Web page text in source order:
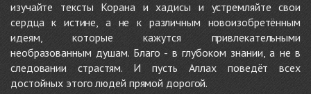
изучайте тексты Корана и хадисы и устремляйте свои
сердца к истине, а не к различным новоизобретённым
идеям, которые кажутся привлекательными
необразованным душам. Благо - в глубоком знании, а не в
следовании страстям. И пусть Аллах поведёт всех
достойных этого людей прямой дорогой.